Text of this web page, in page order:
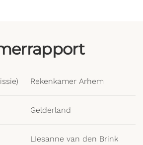
Rekenkamer Arhem
Gelderland
LIesanne van den Brink